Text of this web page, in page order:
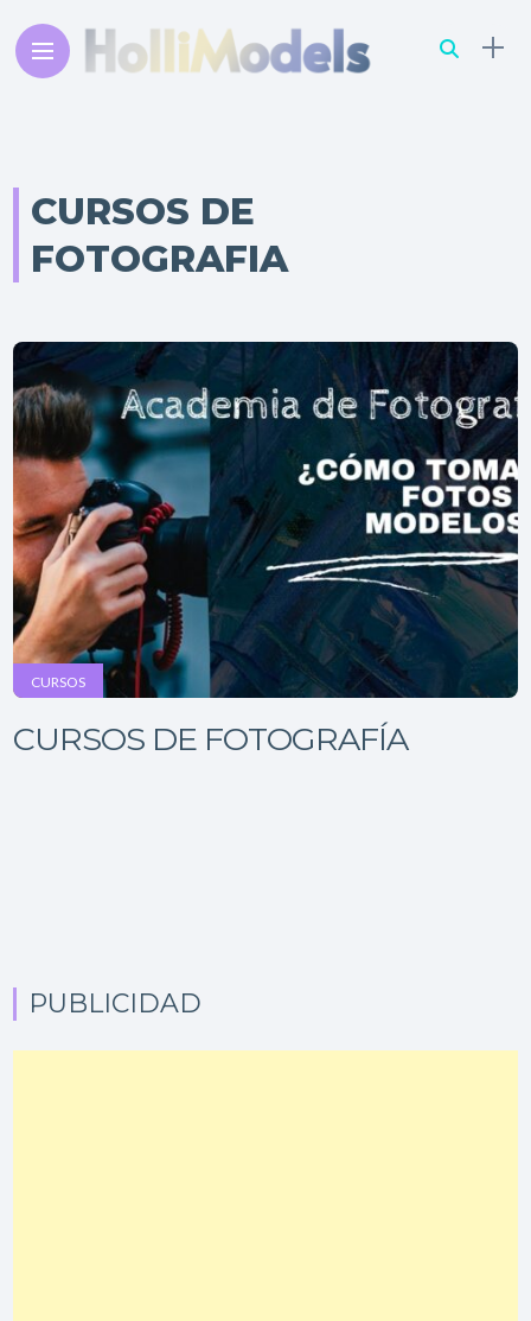
CURSOS DE
FOTOGRAFIA
CURSOS
CURSOS DE FOTOGRAFÍA
PUBLICIDAD